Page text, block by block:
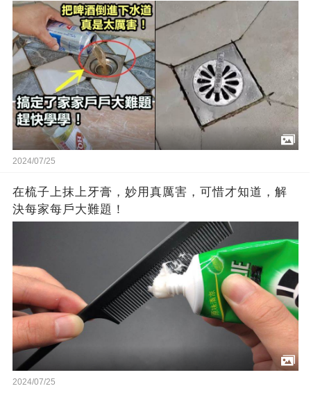
2024/07/25
在梳子上抹上牙膏，妙用真厲害，可惜才知道，解
決每家每戶大難題！
2024/07/25